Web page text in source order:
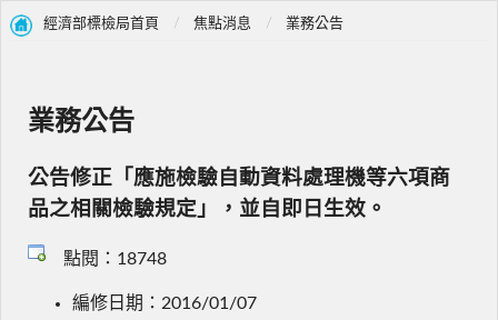
經濟部標檢局首頁 焦點消息 業務公告
業務公告
公告修正「應施檢驗自動資料處理機等六項商
品之相關檢驗規定」，並自即日生效。
點閱：18748
編修日期：2016/01/07